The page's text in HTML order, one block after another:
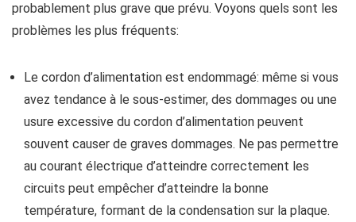
probablement plus grave que prévu. Voyons quels sont les
problèmes les plus fréquents:
Le cordon d’alimentation est endommagé: même si vous
avez tendance à le sous-estimer, des dommages ou une
usure excessive du cordon d’alimentation peuvent
souvent causer de graves dommages. Ne pas permettre
au courant électrique d’atteindre correctement les
circuits peut empêcher d’atteindre la bonne
température, formant de la condensation sur la plaque.